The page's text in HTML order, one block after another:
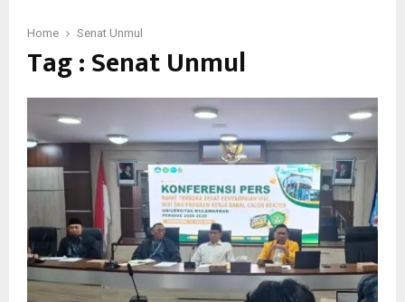
Home Senat Unmul
Tag : Senat Unmul